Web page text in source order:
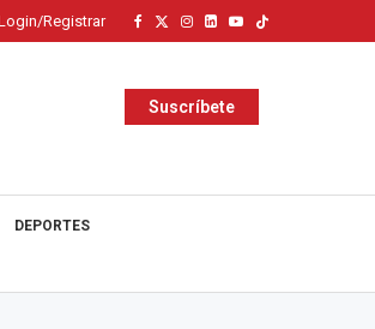
Registrar
Suscríbete
DEPORTES